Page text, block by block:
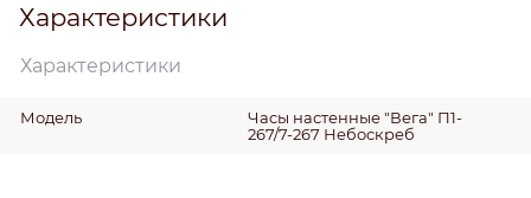
Характеристики
Характеристики
Модель
Часы настенные "Вега" П1-
267/7-267 Небоскреб